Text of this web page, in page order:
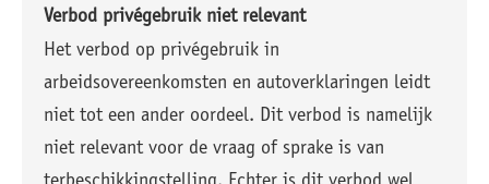
Verbod privégebruik niet relevant
Het verbod op privégebruik in
arbeidsovereenkomsten en autoverklaringen leidt
niet tot een ander oordeel. Dit verbod is namelijk
niet relevant voor de vraag of sprake is van